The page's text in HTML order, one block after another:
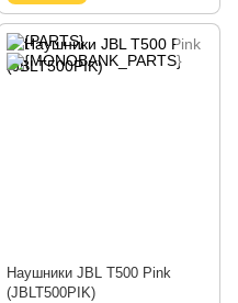
Наушники JBL T500 Pink
(JBLT500PIK)